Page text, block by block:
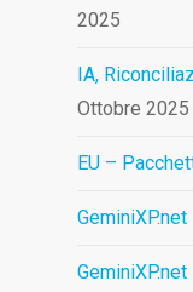
2025
IA,
Ottobre 2025
EU –
GeminiXP.net
GeminiXP.net